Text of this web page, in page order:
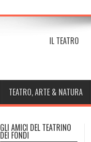
IL TEATRO
TEATRO, ARTE & NATURA
GLI AMICI DEL TEATRINO
DEI FONDI